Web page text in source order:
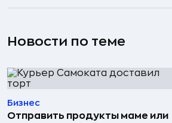
Новости по теме
Бизнес
Отправить продукты маме или